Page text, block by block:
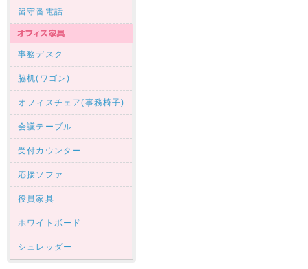
留守番電話
事務デスク
脇机(ワゴン)
オフィスチェア(事務椅子)
会議テーブル
受付カウンター
応接ソファ
役員家具
ホワイトボード
シュレッダー